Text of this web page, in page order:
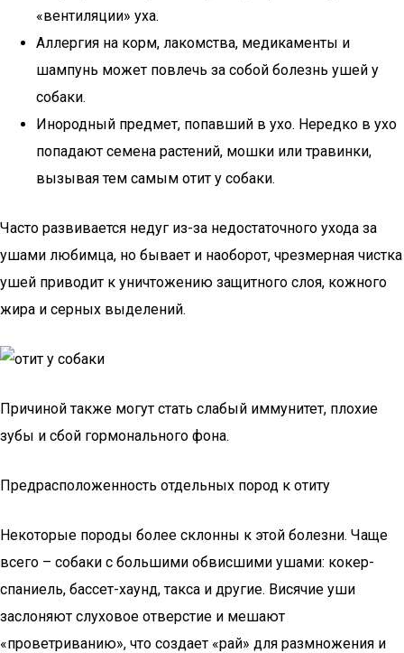
«вентиляции» уха.
Аллергия на корм, лакомства, медикаменты и
шампунь может повлечь за собой болезнь ушей у
собаки.
Инородный предмет, попавший в ухо. Нередко в ухо
попадают семена растений, мошки или травинки,
вызывая тем самым отит у собаки.
Часто развивается недуг из-за недостаточного ухода за
ушами любимца, но бывает и наоборот, чрезмерная чистка
ушей приводит к уничтожению защитного слоя, кожного
жира и серных выделений.
Причиной также могут стать слабый иммунитет, плохие
зубы и сбой гормонального фона.
Предрасположенность отдельных пород к отиту
Некоторые породы более склонны к этой болезни. Чаще
всего – собаки с большими обвисшими ушами: кокер-
спаниель, бассет-хаунд, такса и другие. Висячие уши
заслоняют слуховое отверстие и мешают
«проветриванию», что создает «рай» для размножения и